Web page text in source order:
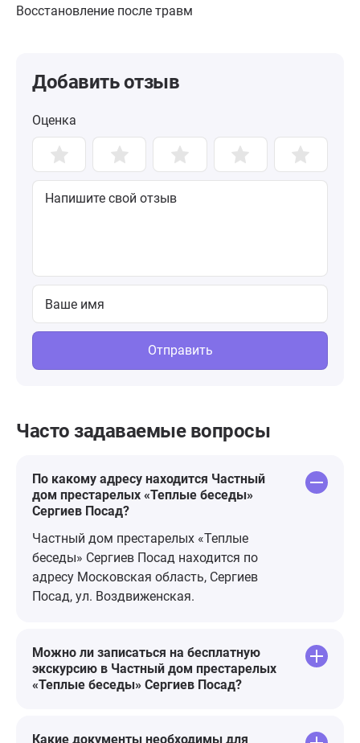
Восстановление после травм
Добавить отзыв
Оценка
Отправить
Часто задаваемые вопросы
По какому адресу находится Частный
дом престарелых «Теплые беседы»
Сергиев Посад?
Частный дом престарелых «Теплые
беседы» Сергиев Посад находится по
адресу Московская область, Сергиев
Посад, ул. Воздвиженская.
Можно ли записаться на бесплатную
экскурсию в Частный дом престарелых
«Теплые беседы» Сергиев Посад?
Какие документы необходимы для